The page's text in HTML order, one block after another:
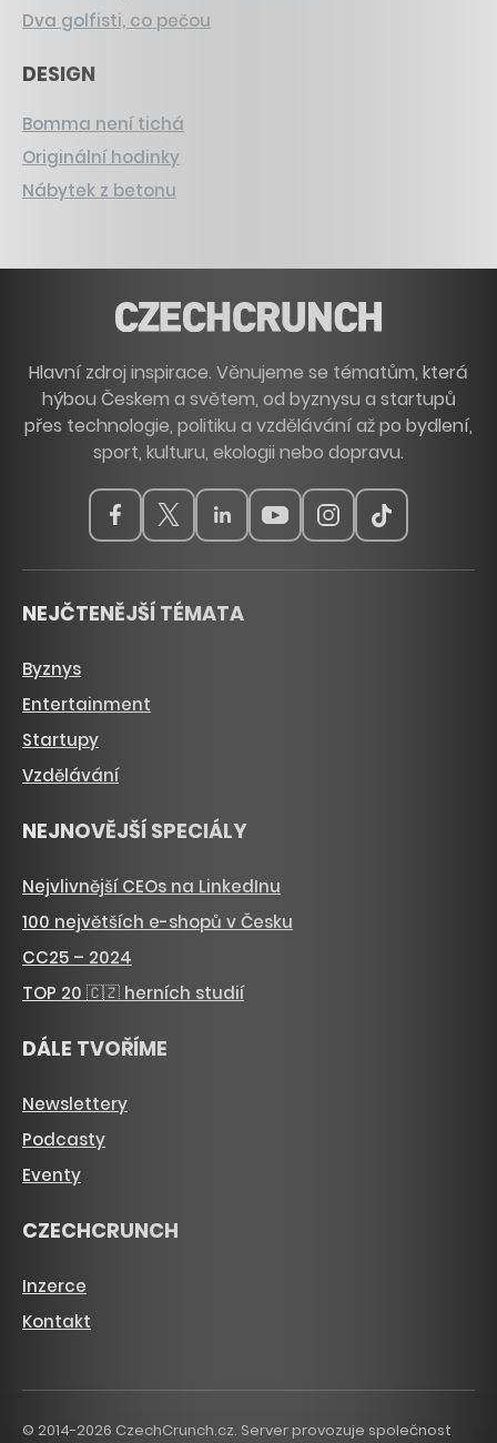
Dva golfisti, co pečou
DESIGN
Bomma není tichá
Originální hodinky
Nábytek z betonu
Hlavní zdroj inspirace. Věnujeme se tématům, která
hýbou Českem a světem, od byznysu a startupů
přes technologie, politiku a vzdělávání až po bydlení,
sport, kulturu, ekologii nebo dopravu.
NEJČTENĚJŠÍ TÉMATA
Byznys
Entertainment
Startupy
Vzdělávání
NEJNOVĚJŠÍ SPECIÁLY
Nejvlivnější CEOs na LinkedInu
100 největších e-shopů v Česku
CC25 – 2024
TOP 20 🇨🇿 herních studií
DÁLE TVOŘÍME
Newslettery
Podcasty
Eventy
CZECHCRUNCH
Inzerce
Kontakt
© 2014-2026 CzechCrunch.cz. Server provozuje společnost